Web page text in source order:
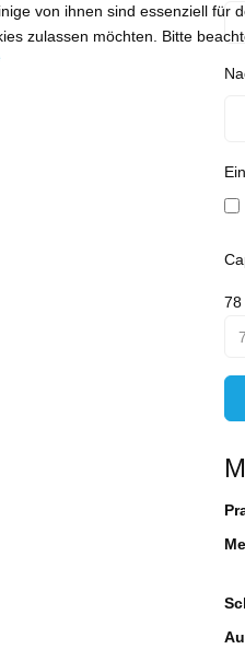
78
von ihnen sind essenziell
zulassen möchten. Bitte